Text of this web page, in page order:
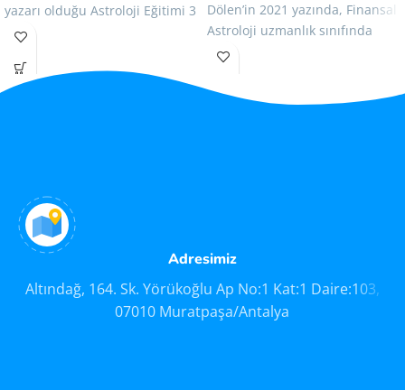
yazarı olduğu Astroloji Eğitimi 3
Dölen’in 2021 yazında, Finansal
Astroloji uzmanlık sınıfında
verdiği derslerin, bir sınıfa ait
Adresimiz
Altındağ, 164. Sk. Yörükoğlu Ap No:1 Kat:1 Daire:103,
07010 Muratpaşa/Antalya